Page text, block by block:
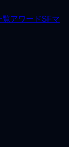
覧アワードSFマ